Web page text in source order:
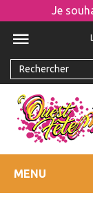
Je
MENU